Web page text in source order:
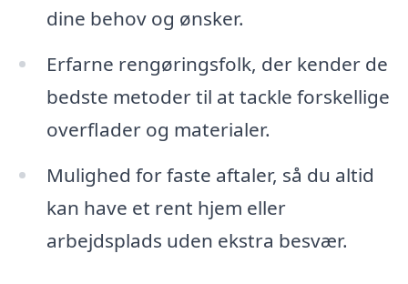
dine behov og ønsker.
Erfarne rengøringsfolk, der kender de
bedste metoder til at tackle forskellige
overflader og materialer.
Mulighed for faste aftaler, så du altid
kan have et rent hjem eller
arbejdsplads uden ekstra besvær.